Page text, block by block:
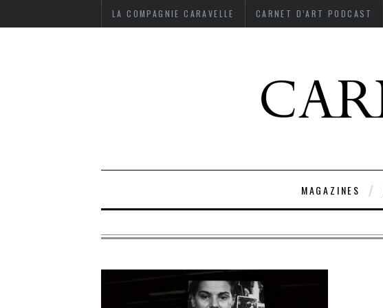
LA COMPAGNIE CARAVELLE CARNET D’ART PODCAST
MAGAZINES